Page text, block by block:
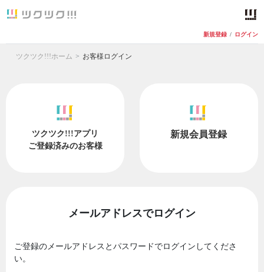
新規登録 / ログイン
ツクツク!!!ホーム お客様ログイン
ツクツク!!!アプリ
ご登録済みのお客様
新規会員登録
メールアドレスでログイン
ご登録のメールアドレスとパスワードでログインしてくださ
い。